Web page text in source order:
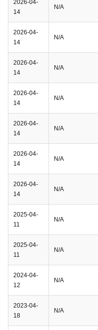
2026-04-
14
N/A
2026-04-
14
N/A
2026-04-
14
N/A
2026-04-
14
N/A
2026-04-
14
N/A
2026-04-
14
N/A
2026-04-
14
N/A
2025-04-
11
N/A
2025-04-
11
N/A
2024-04-
12
N/A
2023-04-
18
N/A